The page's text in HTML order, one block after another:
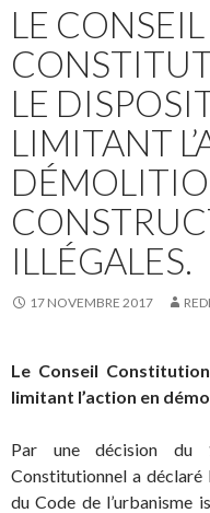
LE CONSEIL
LE
LIMITANT
ILLÉGALES.
17 NOVEMBRE 2017
Le Conseil
limitant l’action en
Par une décision du
Constitutionnel a déclaré
du Code de l’urbanisme